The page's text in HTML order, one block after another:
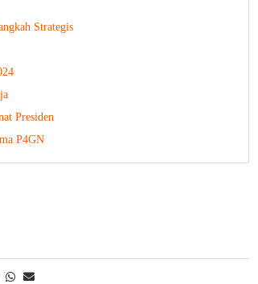
Strategis
Presiden
P4GN